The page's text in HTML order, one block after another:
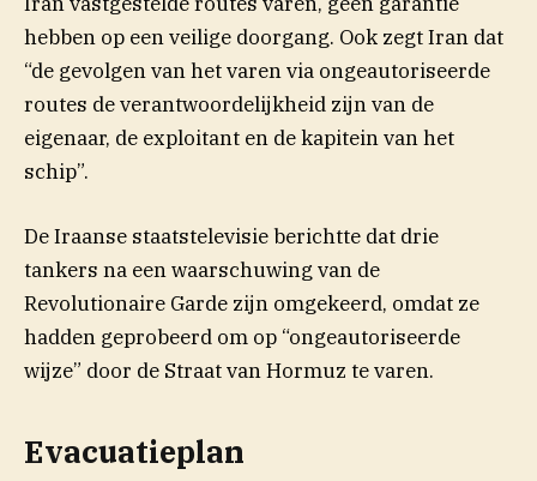
hebben op een veilige doorgang. Ook zegt Iran dat
“de gevolgen van het varen via ongeautoriseerde
routes de verantwoordelijkheid zijn van de
eigenaar, de exploitant en de kapitein van het
schip”.
De Iraanse staatstelevisie berichtte dat drie
tankers na een waarschuwing van de
Revolutionaire Garde zijn omgekeerd, omdat ze
hadden geprobeerd om op “ongeautoriseerde
wijze” door de Straat van Hormuz te varen.
Evacuatieplan